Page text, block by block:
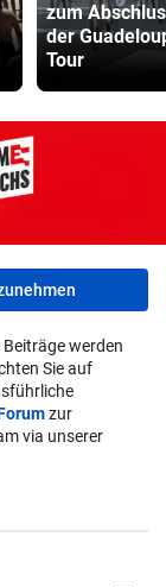
zum
der
Tour
werden
Sie auf
zur
via unserer